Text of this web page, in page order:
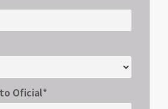
Oficial*